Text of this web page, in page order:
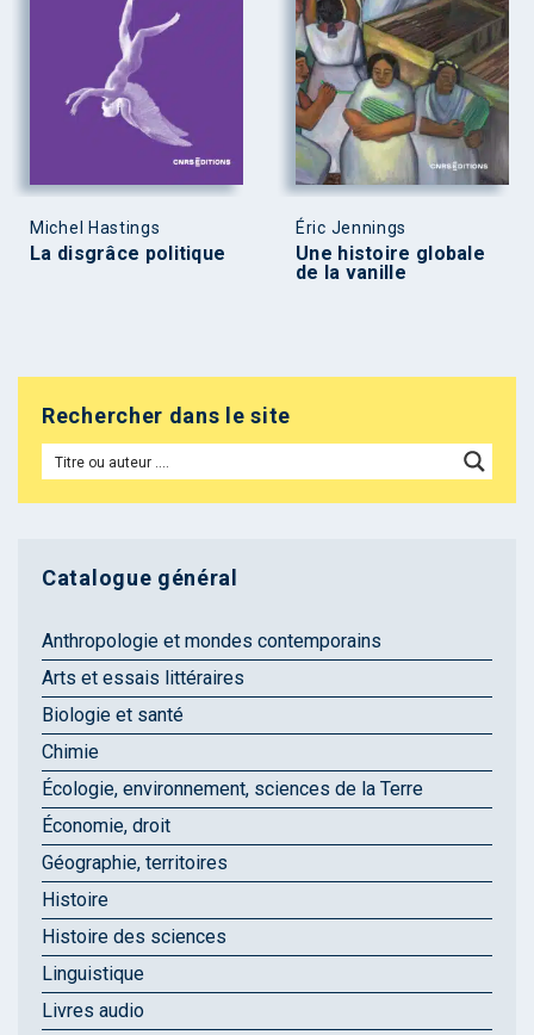
Michel Hastings
La disgrâce politique
Éric Jennings
Une histoire globale
de la vanille
Rechercher dans le site
Catalogue général
Anthropologie et mondes contemporains
Arts et essais littéraires
Biologie et santé
Chimie
Écologie, environnement, sciences de la Terre
Économie, droit
Géographie, territoires
Histoire
Histoire des sciences
Linguistique
Livres audio